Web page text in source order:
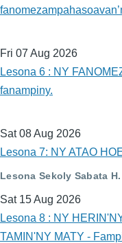
Fri 07 Aug 2026
Lesona 6 : NY
fanampiny.
Sat 08 Aug 2026
Lesona 7: NY ATAO
Lesona Sekoly Sabata
Sat 15 Aug 2026
Lesona 8 : NY
TAMIN'NY MATY -